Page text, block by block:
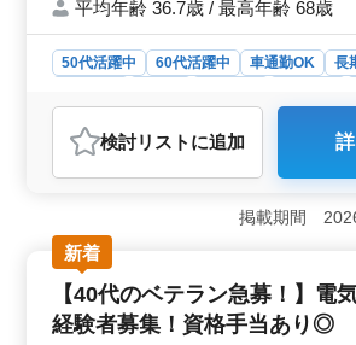
平均年齢 36.7歳 / 最高年齢 68歳
50代活躍中 60代活躍中 車通勤OK 長
おすすめポイント
＜経験者が活躍できる環境＞ 内装工事
を持つ50代や60代が活躍できる職場で
活かし、責任ある仕事に取り組める環境
す。 ＜やりがいのあるコミュニケ
スタッフとお客様との綿密なコミュニ
し、ひとつのものを作り出すやりがいの
す。 ＜安定した給与と福利厚生＞
円という安定した給与水準があります。
検討リスト に追加
掲載期間
新着
【40代のベテラン急募！】電
経験者募集！資格手当あり◎